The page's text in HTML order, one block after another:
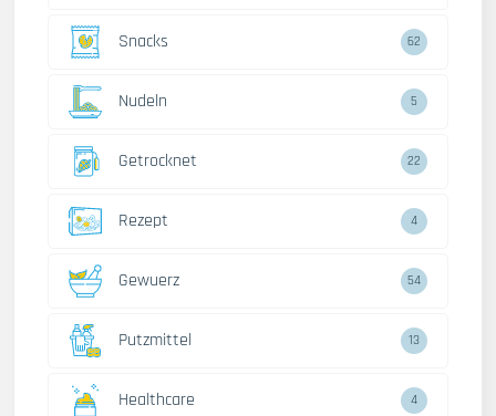
Snacks 62
Nudeln 5
Getrocknet 22
Rezept 4
Gewuerz 54
Putzmittel 13
Healthcare 4